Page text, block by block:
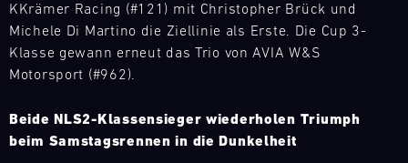
Suchen
02.08.
IMSA
Motul
Grand
Prix
KKrämer Racing (#121) mit Christopher Brück und
Michele Di Martino die Ziellinie als Erste. Die Cup 3-
Klasse gewann erneut das Trio von AVIA W&S
Motorsport (#962).
Beide NLS2-Klassensieger wiederholen Triumph
beim Samstagsrennen in die Dunkelheit